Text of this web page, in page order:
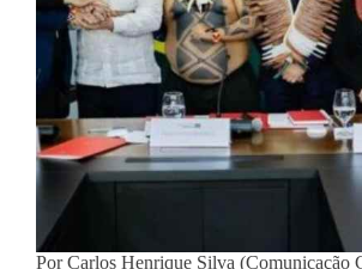
Por Carlos Henrique Silva (Comunicação